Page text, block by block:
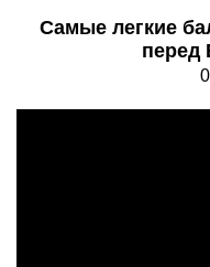
Самые легкие
перед